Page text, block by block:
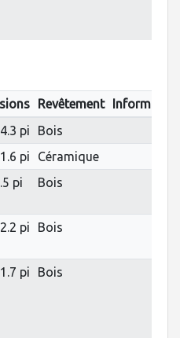
Revêtement
pi
Bois
pi
Céramique
pi Bois
pi Bois
pi Bois